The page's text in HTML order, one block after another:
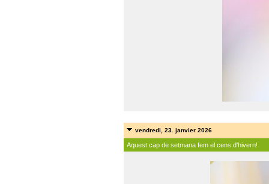
vendredi, 23. janvier 2026
Aquest cap de setmana fem el cens d'hivern!